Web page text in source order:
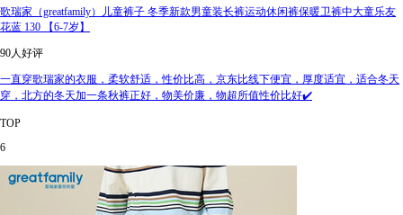
歌瑞家（greatfamily）儿童裤子 冬季新款男童装长裤运动休闲裤保暖卫裤中大童乐友
花蓝 130 【6-7岁】
90人好评
一直穿歌瑞家的衣服，柔软舒适，性价比高，京东比线下便宜，厚度适宜，适合冬天
穿，北方的冬天加一条秋裤正好，物美价廉，物超所值性价比好✔️
TOP
6